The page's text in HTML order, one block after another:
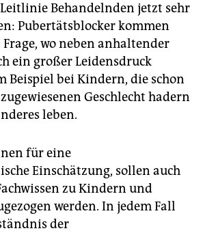
Behandelnden jetzt sehr
Pubertätsblocker kommen
wo neben anhaltender
ein großer Leidensdruck
Beispiel bei Kindern, die schon
Geschlecht hadern
leben.
für eine
Einschätzung, sollen auch
zu Kindern und
werden. In jedem Fall
der